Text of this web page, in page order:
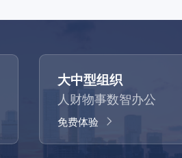
大中型组织
人财物事数智办公
免费体验